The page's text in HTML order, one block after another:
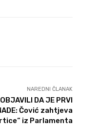
NAREDNI ČLANAK
DA JE PRVI
Čović zahtjeva
iz Parlamenta